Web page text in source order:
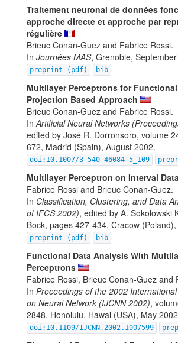
Traitement neuronal de données
approche directe et approche par
régulière
Brieuc Conan-Guez and Fabrice Rossi.
In Journées MAS, Grenoble,
preprint (pdf) bib
Multilayer Perceptrons for
Projection Based Approach
Brieuc Conan-Guez and Fabrice Rossi.
InArtificial Neural Networks
edited by José R. Dorronsoro, volume
672, Madrid (Spain), August 2002.
doi:10.1007/3-540-46084-5_109
Multilayer Perceptron on Interval
Fabrice Rossi and Brieuc Conan-Guez.
In Classification, Clustering, and Data
of IFCS 2002), edited by A. Sokolowski
Bock, pages 427-434, Cracow
preprint (pdf) bib
Functional Data Analysis With
Perceptrons
Fabrice Rossi, Brieuc Conan-Guez and
In Proceedings of the 2002
on Neural Network (IJCNN 2002),
2848, Honolulu, Hawai (USA), May
doi:10.1109/IJCNN.2002.1007599